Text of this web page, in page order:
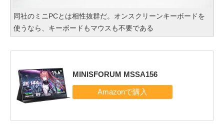
同社のミニPCとは相性抜群だ。オンスクリーンキーボードを
使うなら、キーボードもマウスも不要である
MINISFORUM MSSA156